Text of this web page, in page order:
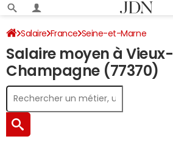
Salaire France Seine-et-Marne
Salaire moyen à Vieux-
Champagne (77370)